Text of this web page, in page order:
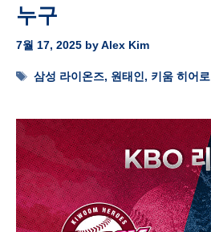
누구
7월 17, 2025 byAlex Kim
Tags
삼성 라이온즈, 원태인 , 키움 히어